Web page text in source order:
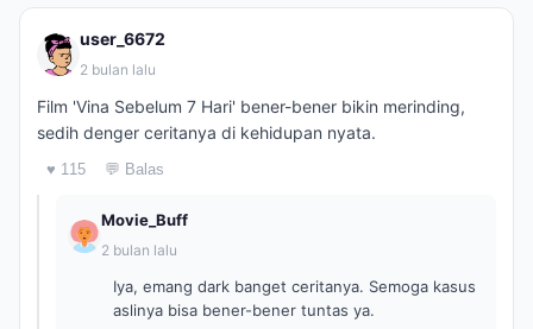
user_6672
2 bulan lalu
Film 'Vina Sebelum 7 Hari' bener-bener bikin merinding,
sedih denger ceritanya di kehidupan nyata.
♥ 115 💬 Balas
Movie_Buff
2 bulan lalu
Iya, emang dark banget ceritanya. Semoga kasus
aslinya bisa bener-bener tuntas ya.